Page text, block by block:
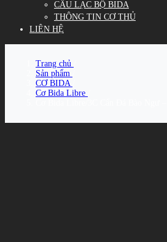
CÂU LẠC BỘ BIDA
THÔNG TIN CƠ THỦ
LIÊN HỆ
Trang chủ
Sản phẩm
CƠ BIDA
Cơ Bida Libre